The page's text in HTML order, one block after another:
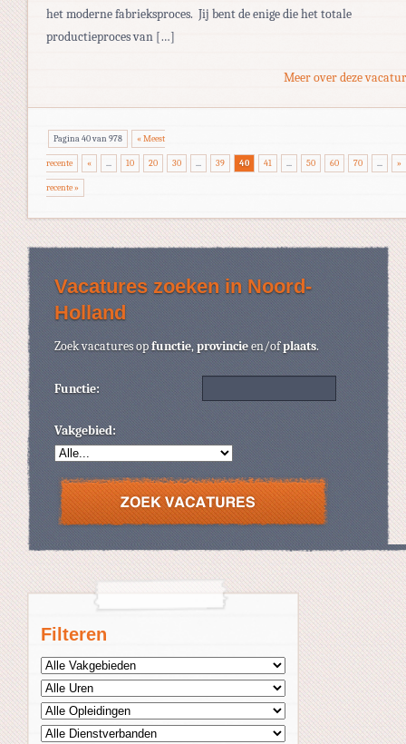
Filteren
het moderne fabrieksproces. Jij bent de enige die het totale
productieproces van […]
Meer over deze
Pagina 40 van 978 « Meest
recente « ... 10 20 30 ... 39 40 41 ... 50 60 70 ... »
recente »
Vacatures zoeken in Noord-
Holland
Zoek vacatures opfunctie,provincieen/ofplaats.
Functie:
Vakgebied: